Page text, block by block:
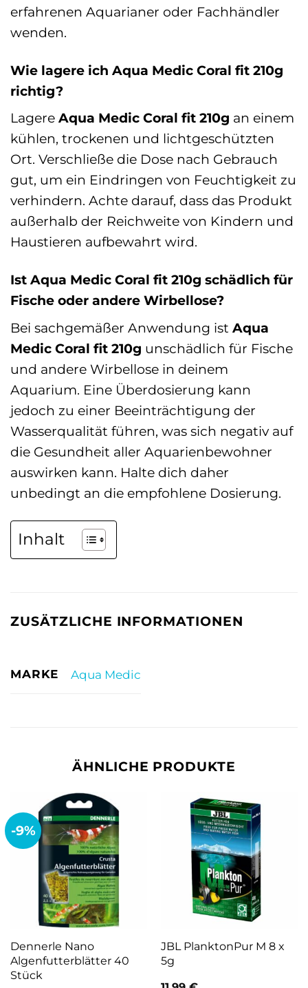
erfahrenen Aquarianer oder Fachhändler
wenden.
Wie lagere ich Aqua Medic Coral fit 210g
richtig?
Lagere Aqua Medic Coral fit 210g an einem
kühlen, trockenen und lichtgeschützten
Ort. Verschließe die Dose nach Gebrauch
gut, um ein Eindringen von Feuchtigkeit zu
verhindern. Achte darauf, dass das Produkt
außerhalb der Reichweite von Kindern und
Haustieren aufbewahrt wird.
Ist Aqua Medic Coral fit 210g schädlich für
Fische oder andere Wirbellose?
Bei sachgemäßer Anwendung ist Aqua
Medic Coral fit 210g unschädlich für Fische
und andere Wirbellose in deinem
Aquarium. Eine Überdosierung kann
jedoch zu einer Beeinträchtigung der
Wasserqualität führen, was sich negativ auf
die Gesundheit aller Aquarienbewohner
auswirken kann. Halte dich daher
unbedingt an die empfohlene Dosierung.
Inhalt
ZUSÄTZLICHE INFORMATIONEN
MARKE Aqua Medic
ÄHNLICHE PRODUKTE
-9%
Dennerle Nano
Algenfutterblätter 40
Stück
JBL PlanktonPur M 8 x
5g